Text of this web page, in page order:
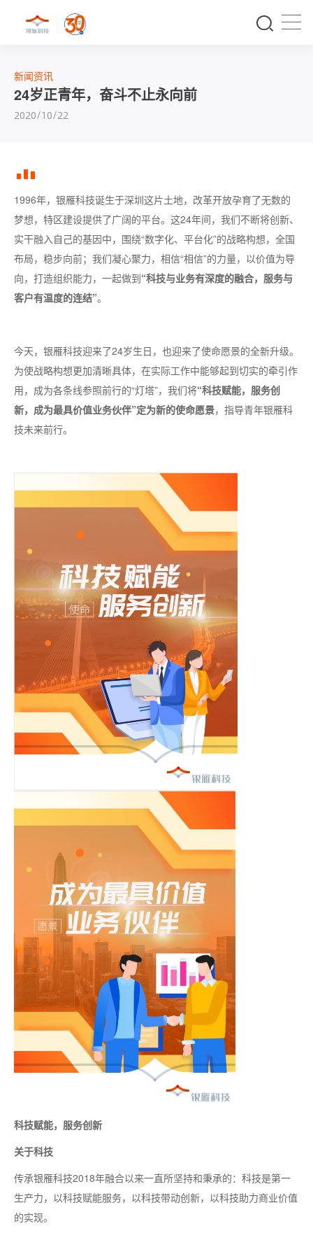
新闻资讯
24岁正青年，奋斗不止永向前
2020/10/22
1996年，银雁科技诞生于深圳这片土地，改革开放孕育了无数的
梦想，特区建设提供了广阔的平台。这24年间，我们不断将创新、
实干融入自己的基因中，围绕“数字化、平台化”的战略构想，全国
布局，稳步向前；我们凝心聚力，相信“相信”的力量，以价值为导
向，打造组织能力，一起做到“科技与业务有深度的融合，服务与
客户有温度的连结”。
今天，银雁科技迎来了24岁生日，也迎来了使命愿景的全新升级。
为使战略构想更加清晰具体，在实际工作中能够起到切实的牵引作
用，成为各条线参照前行的“灯塔”，我们将“科技赋能，服务创
新，成为最具价值业务伙伴”定为新的使命愿景，指导青年银雁科
技未来前行。
科技赋能，服务创新
关于科技
传承银雁科技2018年融合以来一直所坚持和秉承的：科技是第一
生产力，以科技赋能服务，以科技带动创新，以科技助力商业价值
的实现。